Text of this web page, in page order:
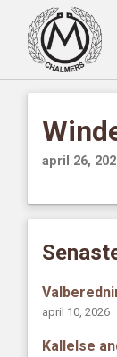
april 26,
april 10, 2026
Kallelse